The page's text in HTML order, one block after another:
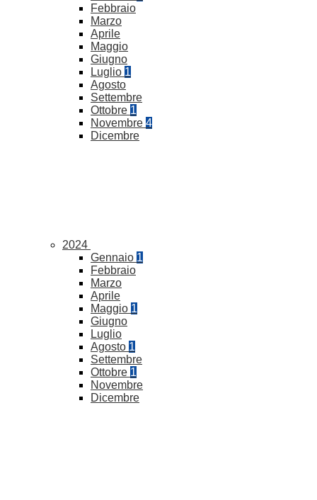
Febbraio
Marzo
Aprile
Maggio
Giugno
Luglio 1
Agosto
Settembre
Ottobre 1
Novembre 4
Dicembre
2024
Gennaio 1
Febbraio
Marzo
Aprile
Maggio 1
Giugno
Luglio
Agosto 1
Settembre
Ottobre 1
Novembre
Dicembre